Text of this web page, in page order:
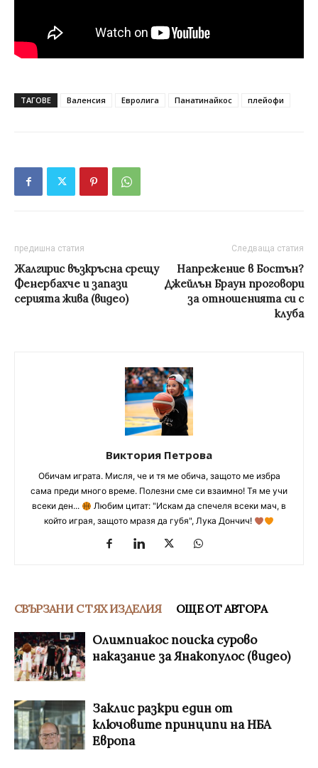
ТАГОВЕ Валенсия Евролига Панатинайкос плейофи
предишна статия
Жалгирис възкръсна срещу
Фенербахче и запази
серията жива (видео)
Следваща статия
Напрежение в Бостън?
Джейлън Браун проговори
за отношенията си с
клуба
Виктория Петрова
Обичам играта. Мисля, че и тя ме обича, защото ме избра
сама преди много време. Полезни сме си взаимно! Тя ме учи
всеки ден...
Любим цитат: "Искам да спечеля всеки мач, в
който играя, защото мразя да губя", Лука Дончич!
СВЪРЗАНИ С ТЯХ ИЗДЕЛИЯ ОЩЕ ОТ АВТОРА
Олимпиакос поиска сурово
наказание за Янакопулос (видео)
Заклис разкри един от
ключовите принципи на НБА
Европа